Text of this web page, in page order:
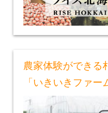
農家体験ができる
「いきいきファー